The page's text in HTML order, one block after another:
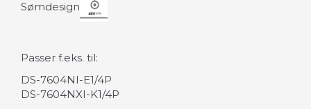
Sømdesign
Passer f.eks. til:
DS-7604NI-E1/4P
DS-7604NXI-K1/4P